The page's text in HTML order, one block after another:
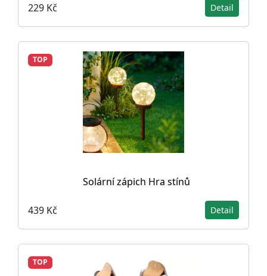
229 Kč Detail
TOP
Solární zápich Hra stínů
439 Kč Detail
TOP